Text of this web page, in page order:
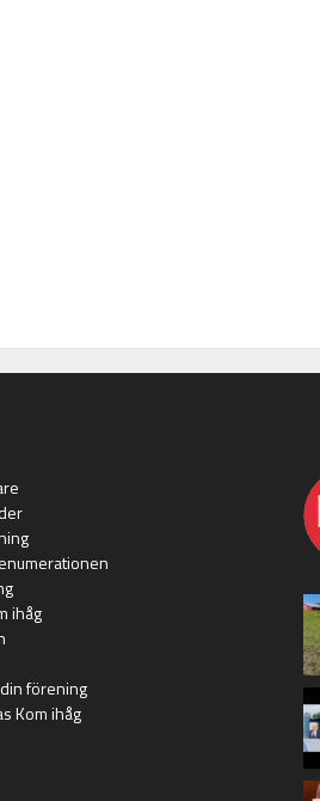
ihåg
förening
Kom ihåg